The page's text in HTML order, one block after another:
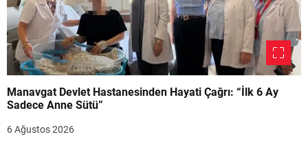
Manavgat Devlet Hastanesinden Hayati Çağrı: “İlk 6 Ay
Sadece Anne Sütü”
6 Ağustos 2026